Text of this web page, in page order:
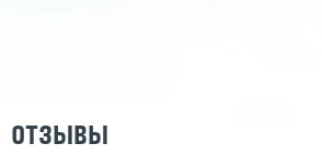
ОТЗЫВЫ